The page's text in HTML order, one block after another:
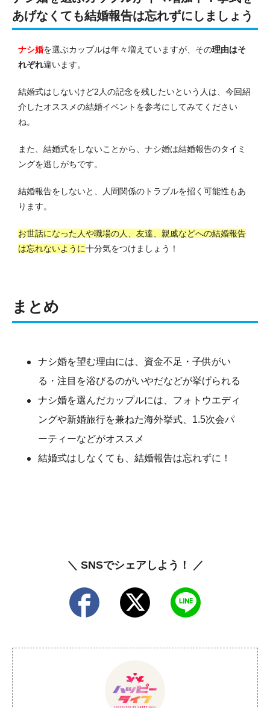
あげなくても結婚報告は忘れずにしましょう
ナシ婚を選ぶカップルは年々増えていますが、その理由はそ
れぞれ違います。
結婚式はしないけど2人の記念を残したいという人は、今回紹
介したオススメの結婚イベントを参考にしてみてください
ね。
また、結婚式をしないことから、ナシ婚は結婚報告のタイミ
ングを逃しがちです。
結婚報告をしないと、人間関係のトラブルを招く可能性もあ
ります。
お世話になった人や職場の人、友達、親戚などへの結婚報告
は忘れないように十分気をつけましょう！
まとめ
ナシ婚を望む理由には、資金不足・子供がい
る・注目を浴びるのがいやだなどが挙げられる
ナシ婚を選んだカップルには、フォトウエディ
ングや新婚旅行を兼ねた海外挙式、1.5次会パ
ーティーなどがオススメ
結婚式はしなくても、結婚報告は忘れずに！
＼ SNSでシェアしよう！ ／